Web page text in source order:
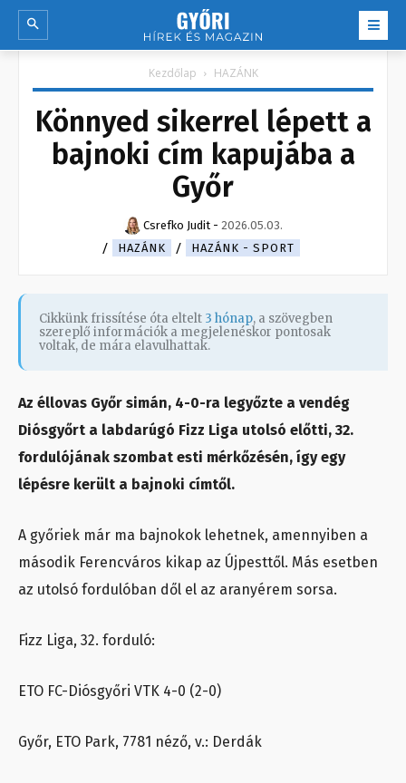
Kezdőlap HAZÁNK
Könnyed sikerrel lépett a
bajnoki cím kapujába a
Győr
Csrefko Judit - 2026.05.03.
HAZÁNK
HAZÁNK - SPORT
Cikkünk frissítése óta eltelt 3 hónap, a szövegben
szereplő információk a megjelenéskor pontosak
voltak, de mára elavulhattak.
Az éllovas Győr simán, 4-0-ra legyőzte a vendég
Diósgyőrt a labdarúgó Fizz Liga utolsó előtti, 32.
fordulójának szombat esti mérkőzésén, így egy
lépésre került a bajnoki címtől.
A győriek már ma bajnokok lehetnek, amennyiben a
második Ferencváros kikap az Újpesttől. Más esetben
az utolsó fordulóban dől el az aranyérem sorsa.
Fizz Liga, 32. forduló:
ETO FC-Diósgyőri VTK 4-0 (2-0)
Győr, ETO Park, 7781 néző, v.: Derdák